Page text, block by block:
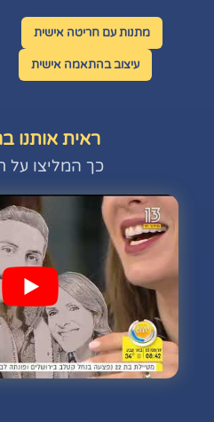
מתנות עם חריטה אישית
עיצוב בהתאמה אישית
ראית אותנו
כך המליצו על